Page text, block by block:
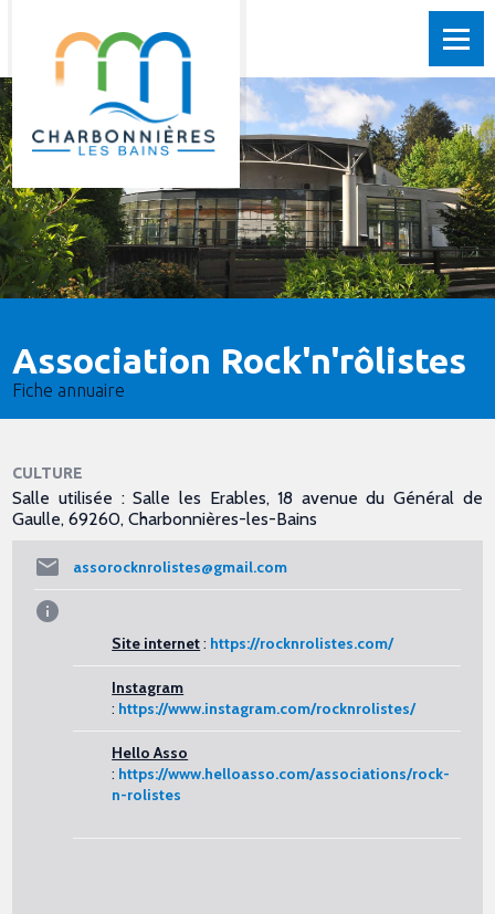
Association Rock'n'rôlistes
Fiche annuaire
CULTURE
Salle utilisée : Salle les Erables, 18 avenue du Général de
Gaulle, 69260, Charbonnières-les-Bains
assorocknrolistes@gmail.com
Site internet: https://rocknrolistes.com/
Instagram
: https://www.instagram.com/rocknrolistes/
Hello Asso
: https://www.helloasso.com/associations/rock-
n-rolistes